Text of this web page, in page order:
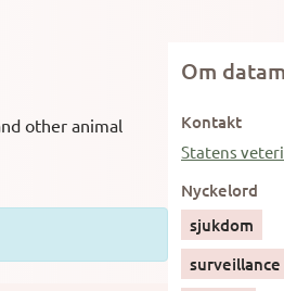
other animal
Om
Kontakt
Statens
Nyckelord
sjukdom
surveillance